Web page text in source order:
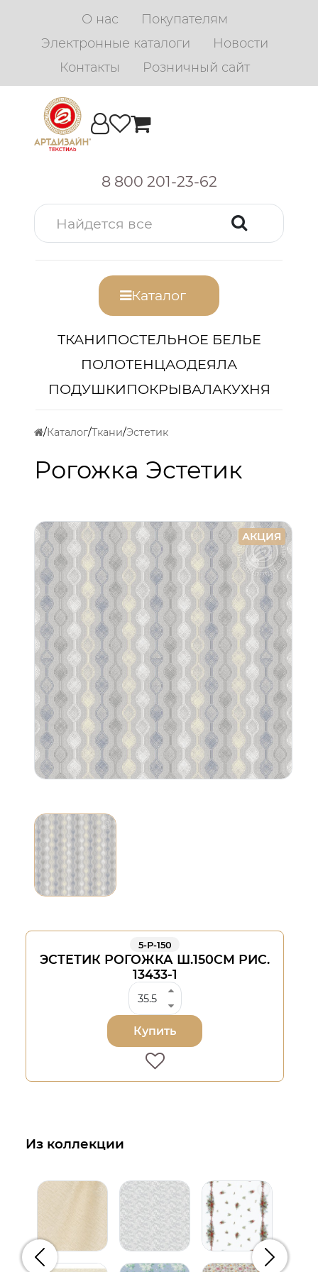
О нас
Покупателям
Электронные каталоги
Новости
Контакты
Розничный сайт
8 800 201-23-62
Каталог
ТКАНИПОСТЕЛЬНОЕ БЕЛЬЕ
ПОЛОТЕНЦАОДЕЯЛА
ПОДУШКИПОКРЫВАЛАКУХНЯ
Каталог Ткани Эстетик
Рогожка Эстетик
АКЦИЯ
5-Р-150
ЭСТЕТИК РОГОЖКА Ш.150СМ РИС.
13433-1
Купить
Из коллекции
Предыдущий